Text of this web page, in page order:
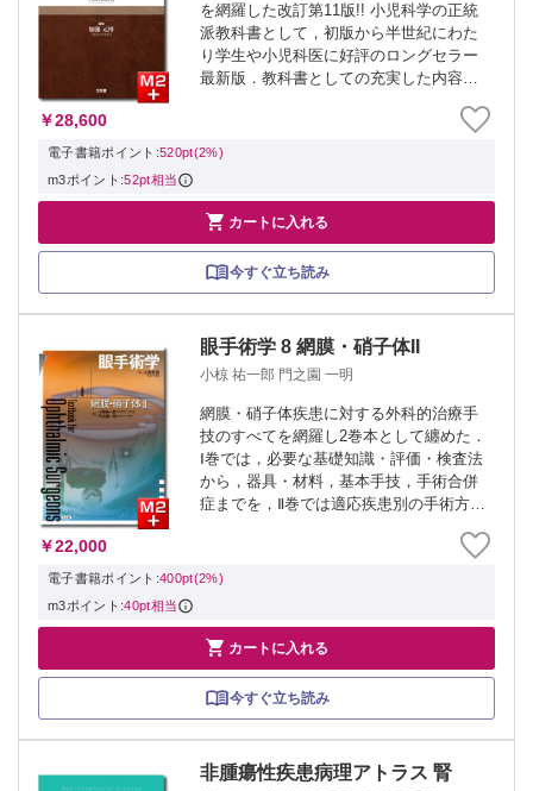
を網羅した改訂第11版!! 小児科学の正統
派教科書として，初版から半世紀にわた
り学生や小児科医に好評のロングセラー
最新版．教科書としての充実した内容は
必要な集中治療や遺伝医療，外科領域の
観点も盛り込んだ．各分野の第一線で活
￥28,600
電子書籍ポイント:520pt(2%)
m3ポイント:52pt相当
 カートに入れる
今すぐ立ち読み
眼手術学 8 網膜・硝子体II
小椋 祐一郎 門之園 一明
網膜・硝子体疾患に対する外科的治療手
技のすべてを網羅し2巻本として纏めた．
Ⅰ巻では，必要な基礎知識・評価・検査法
から，器具・材料，基本手技，手術合併
症までを，Ⅱ巻では適応疾患別の手術方法
VEGF治療など最先端の技術も紹介．ま
￥22,000
電子書籍ポイント:400pt(2%)
m3ポイント:40pt相当
 カートに入れる
今すぐ立ち読み
非腫瘍性疾患病理アトラス 腎